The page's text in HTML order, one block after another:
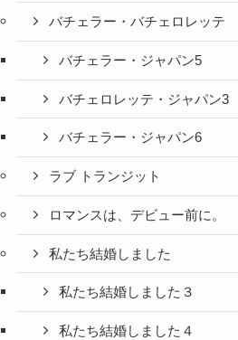
バチェラー・バチェロレッテ
バチェラー・ジャパン5
バチェロレッテ・ジャパン3
バチェラー・ジャパン6
ラブ トランジット
ロマンスは、デビュー前に。
私たち結婚しました
私たち結婚しました３
私たち結婚しました４